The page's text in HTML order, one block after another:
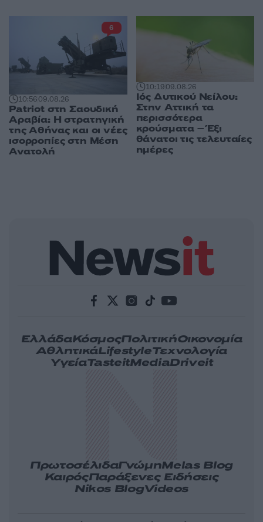
10:5609.08.26
Patriot στη Σαουδική
Αραβία: Η στρατηγική
της Αθήνας και οι νέες
ισορροπίες στη Μέση
Ανατολή
6
10:1909.08.26
Ιός Δυτικού Νείλου:
Στην Αττική τα
περισσότερα
κρούσματα – Έξι
θάνατοι τις τελευταίες
ημέρες
ΕλλάδαΚόσμοςΠολιτικήΟικονομία
ΑθλητικάLifestyleΤεχνολογία
ΥγείαTasteitMediaDriveit
ΠρωτοσέλιδαΓνώμηMelas Blog
ΚαιρόςΠαράξενες Ειδήσεις
Nikos BlogVideos